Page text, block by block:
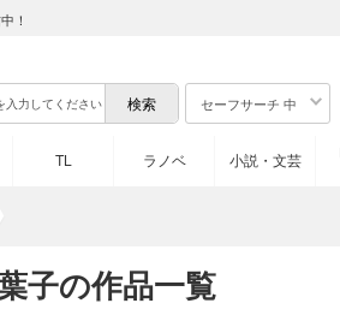
！
セーフサーチ 中
TL ラノベ 小説・文芸
子の作品一覧